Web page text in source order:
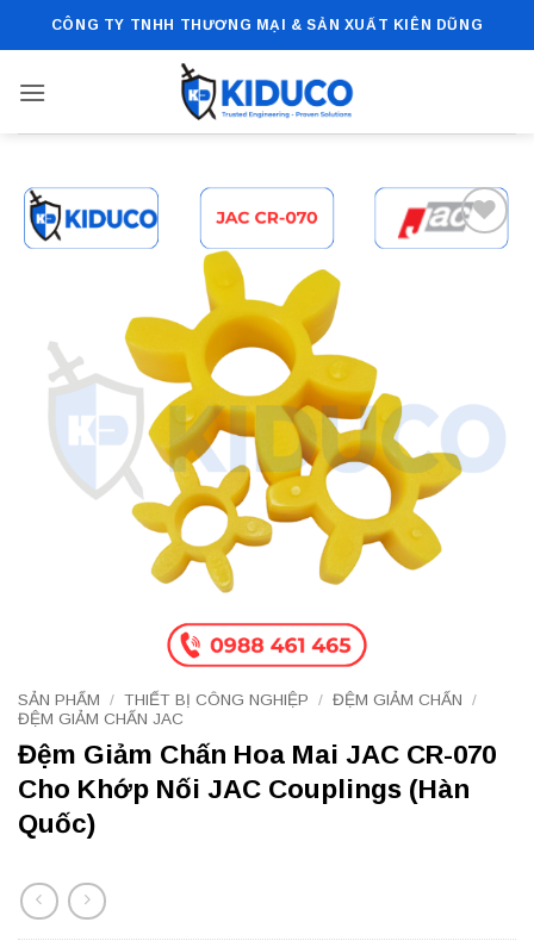
dung
CÔNG TY TNHH THƯƠNG MẠI & SẢN XUẤT KIÊN DŨNG
SẢN PHẨM / THIẾT BỊ CÔNG NGHIỆP / ĐỆM GIẢM CHẤN
/
ĐỆM GIẢM CHẤN JAC
Đệm Giảm Chấn Hoa Mai JAC CR-070
Cho Khớp Nối JAC Couplings (Hàn
Quốc)